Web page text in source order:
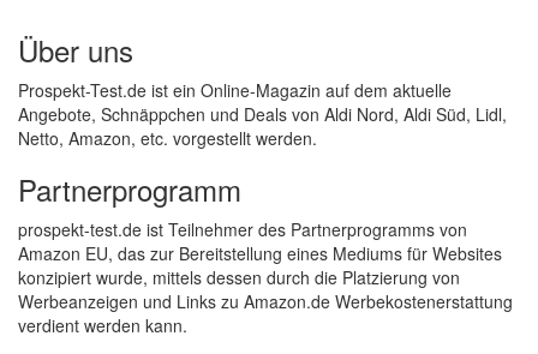
Über uns
Prospekt-Test.de ist ein Online-Magazin auf dem aktuelle
Angebote, Schnäppchen und Deals von Aldi Nord, Aldi Süd, Lidl,
Netto, Amazon, etc. vorgestellt werden.
Partnerprogramm
prospekt-test.de ist Teilnehmer des Partnerprogramms von
Amazon EU, das zur Bereitstellung eines Mediums für Websites
konzipiert wurde, mittels dessen durch die Platzierung von
Werbeanzeigen und Links zu Amazon.de Werbekostenerstattung
verdient werden kann.